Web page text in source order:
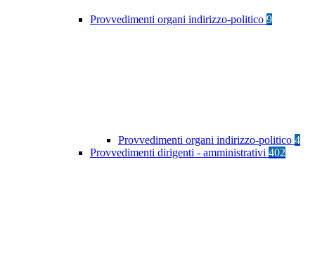
Provvedimenti organi indirizzo-politico 9
Provvedimenti organi indirizzo-politico 4
Provvedimenti dirigenti - amministrativi 402